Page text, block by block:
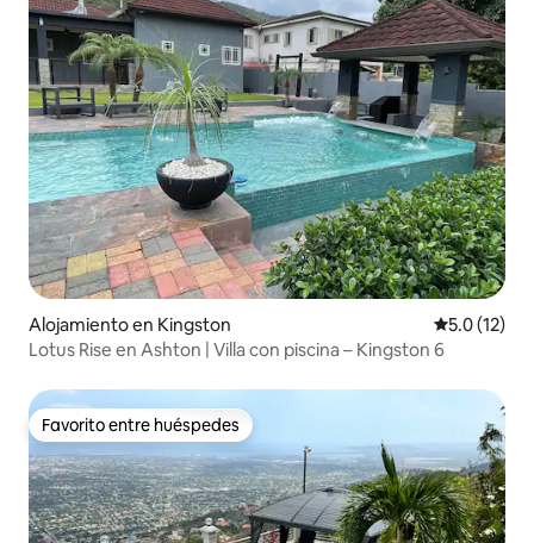
Alojamiento en Kingston Calificación
5.0 (12)
Lotus Rise en Ashton | Villa con piscina – Kingston 6
Favorito entre huéspedes
Favorito entre huéspedes